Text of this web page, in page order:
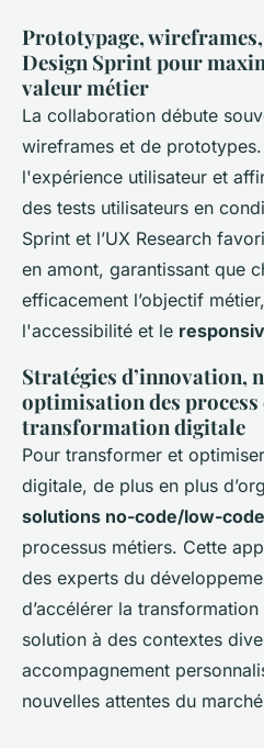
Prototypage,
Design Sprint pour
valeur métier
La collaboration débute
wireframes et de
l'expérience utilisateur et
des tests utilisateurs en
Sprint et l’UX Research
en amont, garantissant que
efficacement l’objectif
l'accessibilité et le
Stratégies d’innovation,
optimisation des process
transformation digitale
Pour transformer et
digitale, de plus en plus
solutions no-code/low-code
processus métiers. Cette
des experts du
d’accélérer la
solution à des contextes
accompagnement
nouvelles attentes du